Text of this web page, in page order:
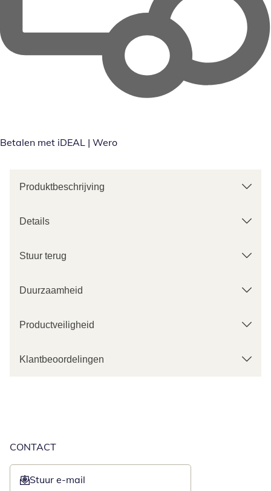
Betalen met iDEAL | Wero
Produktbeschrijving
Details
Stuur terug
Duurzaamheid
Productveiligheid
Klantbeoordelingen
CONTACT
Stuur e-mail
Opent e-mailclient